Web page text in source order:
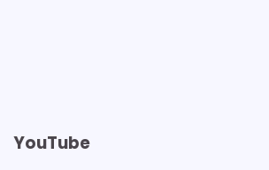
YouTube